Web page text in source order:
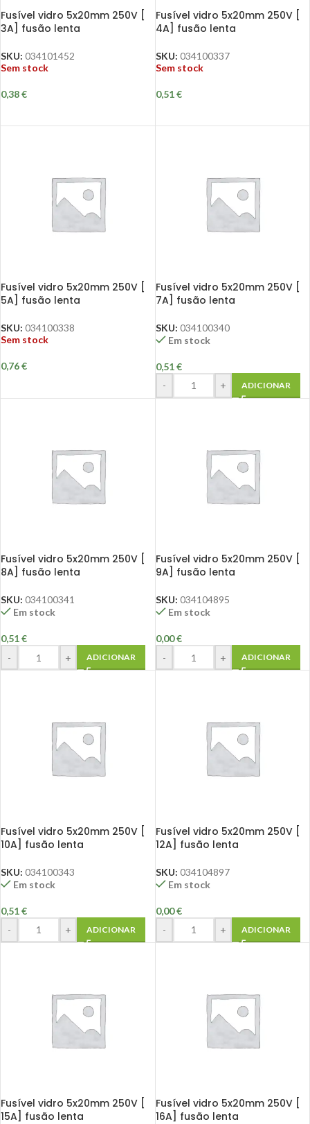
Fusível vidro 5x20mm 250V [
3A] fusão lenta
SKU: 034101452
Sem stock
0,38€
Fusível vidro 5x20mm 250V [
4A] fusão lenta
SKU: 034100337
Sem stock
0,51€
Fusível vidro 5x20mm 250V [
5A] fusão lenta
SKU: 034100338
Sem stock
0,76€
Fusível vidro 5x20mm 250V [
7A] fusão lenta
SKU: 034100340
Em stock
0,51€
-
+ ADICIONAR
Fusível vidro 5x20mm 250V [
8A] fusão lenta
SKU: 034100341
Em stock
0,51€
-
+ ADICIONAR
Fusível vidro 5x20mm 250V [
9A] fusão lenta
SKU: 034104895
Em stock
0,00€
-
+ ADICIONAR
Fusível vidro 5x20mm 250V [
10A] fusão lenta
SKU: 034100343
Em stock
0,51€
-
+ ADICIONAR
Fusível vidro 5x20mm 250V [
12A] fusão lenta
SKU: 034104897
Em stock
0,00€
-
+ ADICIONAR
Fusível vidro 5x20mm 250V [
15A] fusão lenta
Fusível vidro 5x20mm 250V [
16A] fusão lenta